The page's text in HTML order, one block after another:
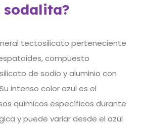
sodalita?
tectosilicato perteneciente
compuesto
de sodio y aluminio con
intenso color azul es el
químicos específicos durante
y puede variar desde el azul